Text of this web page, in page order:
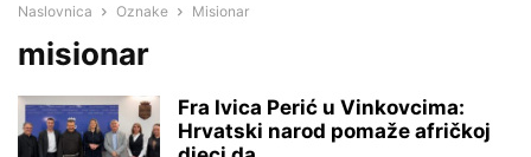
Naslovnica Oznake Misionar
misionar
Fra Ivica Perić u Vinkovcima:
Hrvatski narod pomaže afričkoj